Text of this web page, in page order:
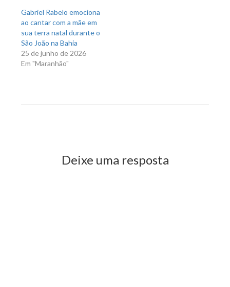
Gabriel Rabelo emociona
ao cantar com a mãe em
sua terra natal durante o
São João na Bahia
25 de junho de 2026
Em "Maranhão"
Deixe uma resposta